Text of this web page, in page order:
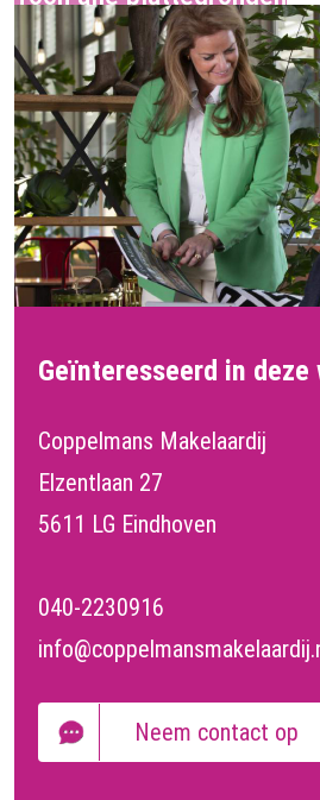
Geïnteresseerd in deze
Coppelmans Makelaardij
Elzentlaan 27
5611 LG Eindhoven
040-2230916
Neem contact op